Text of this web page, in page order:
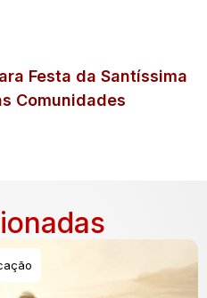
Festa da Santíssima
Comunidades